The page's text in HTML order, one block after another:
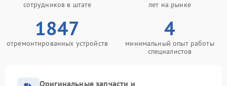
сотрудников в штате лет на рынке
1847
отремонтированных устройств
4
минимальный опыт работы
специалистов
Оригинальные запчасти и